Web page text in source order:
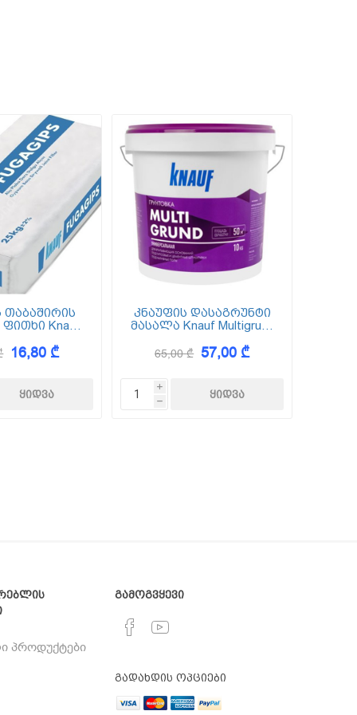
თაბაშირის
Knauf
16,80 ₾
კნაუფის დასაგრუნტი
მასალა Knauf Multigrund
65,00 ₾ 57,00 ₾
i
h
პროდუქტები
გამოგვყევი
გადახდის ოპციები